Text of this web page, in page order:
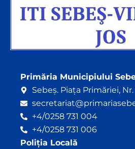
Primăria Municipiului
Sebeș. Piața Primăriei, Nr.
+4/0258 731 004
+4/0258 731 006
Poliția Locală